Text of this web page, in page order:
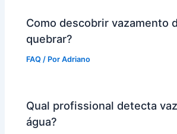
Como descobrir vazamento
quebrar?
FAQ / PorAdriano
Qual profissional detecta
água?